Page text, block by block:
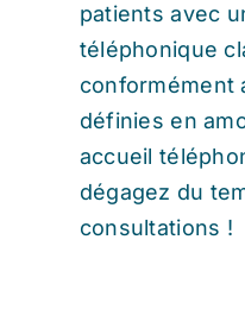
patients avec
téléphonique
conformément
définies en
accueil
dégagez du
consultations !